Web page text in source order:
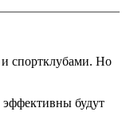
спортклубами. Но
будут